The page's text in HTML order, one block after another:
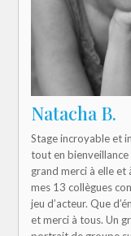
Natacha B.
Stage incroyable et
tout en bienveillance
grand merci à elle et
mes 13 collègues
jeu d’acteur. Que
et merci à tous. Un